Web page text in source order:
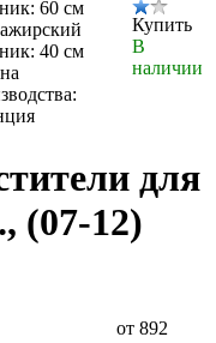
60 см
40 см
Купить
В
наличии
для
(07-12)
от 892